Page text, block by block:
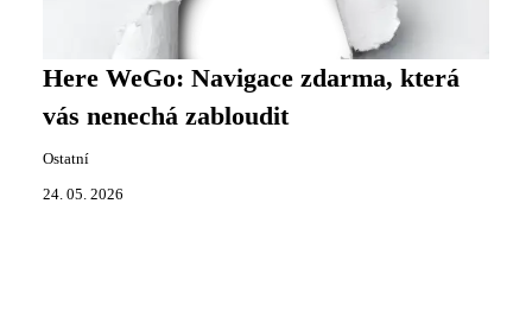
Here WeGo: Navigace zdarma, která
vás nenechá zabloudit
Ostatní
24. 05. 2026